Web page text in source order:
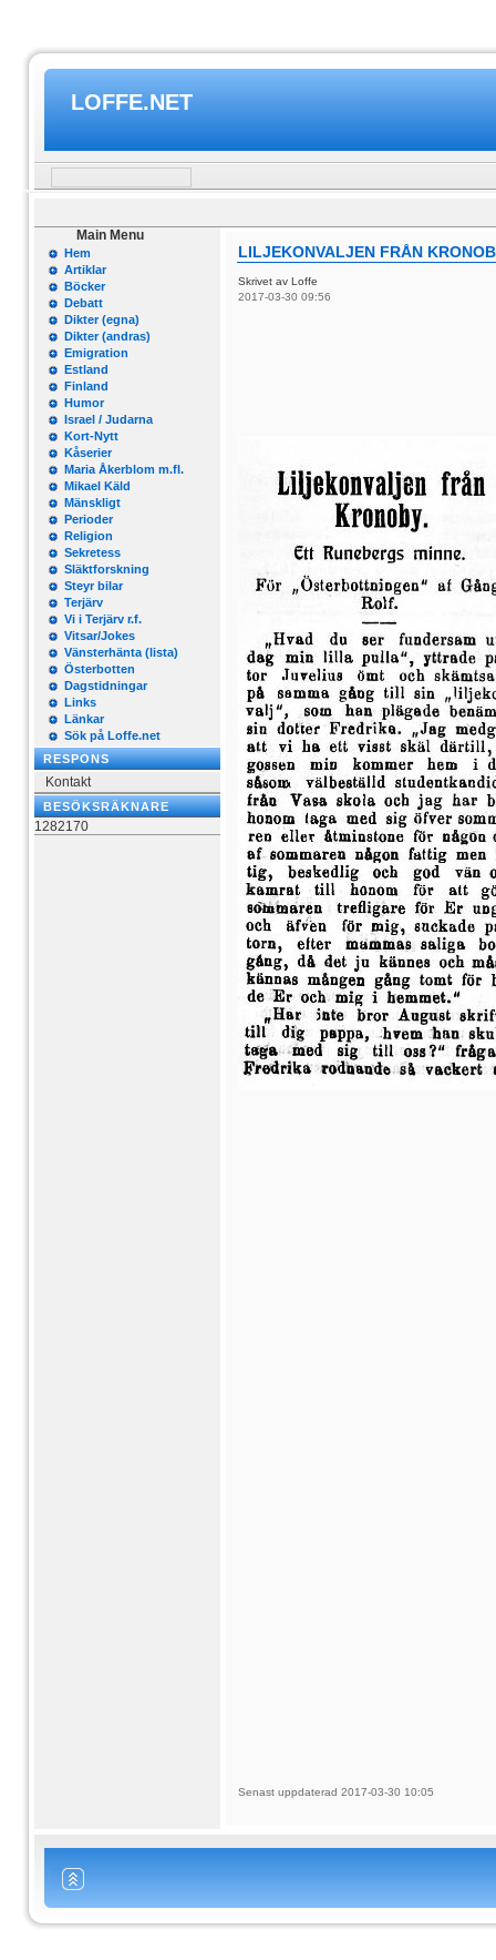
LOFFE.NET
Main Menu
Hem
Artiklar
Böcker
Debatt
Dikter (egna)
Dikter (andras)
Emigration
Estland
Finland
Humor
Israel / Judarna
Kort-Nytt
Kåserier
Maria Åkerblom m.fl.
Mikael Käld
Mänskligt
Perioder
Religion
Sekretess
Släktforskning
Steyr bilar
Terjärv
Vi i Terjärv r.f.
Vitsar/Jokes
Vänsterhänta (lista)
Österbotten
Dagstidningar
Links
Länkar
Sök på Loffe.net
RESPONS
Kontakt
BESÖKSRÄKNARE
1282170
LILJEKONVALJEN FRÅN
Skrivet av Loffe
2017-03-30 09:56
Senast uppdaterad 2017-03-30 10:05